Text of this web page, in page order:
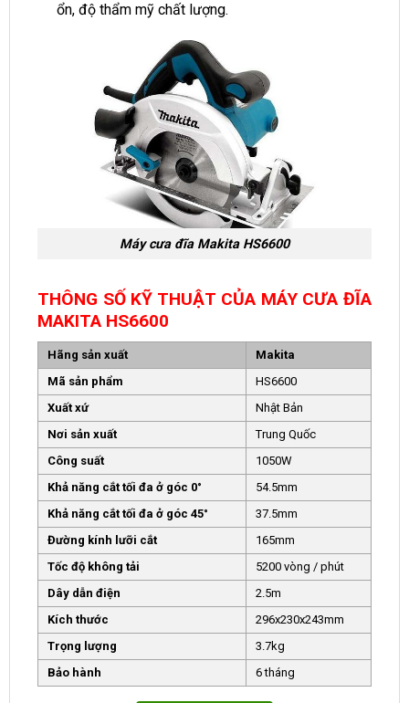
ổn, độ thẩm mỹ chất lượng.
Máy cưa đĩa Makita HS6600
THÔNG SỐ KỸ THUẬT CỦA MÁY CƯA ĐĨA
MAKITA HS6600
Hãng sản xuất
Makita
Mã sản phẩm
HS6600
Xuất xứ
Nhật Bản
Nơi sản xuất
Trung Quốc
Công suất
1050W
Khả năng cắt tối đa ở góc 0°
54.5mm
Khả năng cắt tối đa ở góc 45°
37.5mm
Đường kính lưỡi cắt
165mm
Tốc độ không tải
5200 vòng / phút
Dây dẫn điện
2.5m
Kích thước
296x230x243mm
Trọng lượng
3.7kg
Bảo hành
6 tháng